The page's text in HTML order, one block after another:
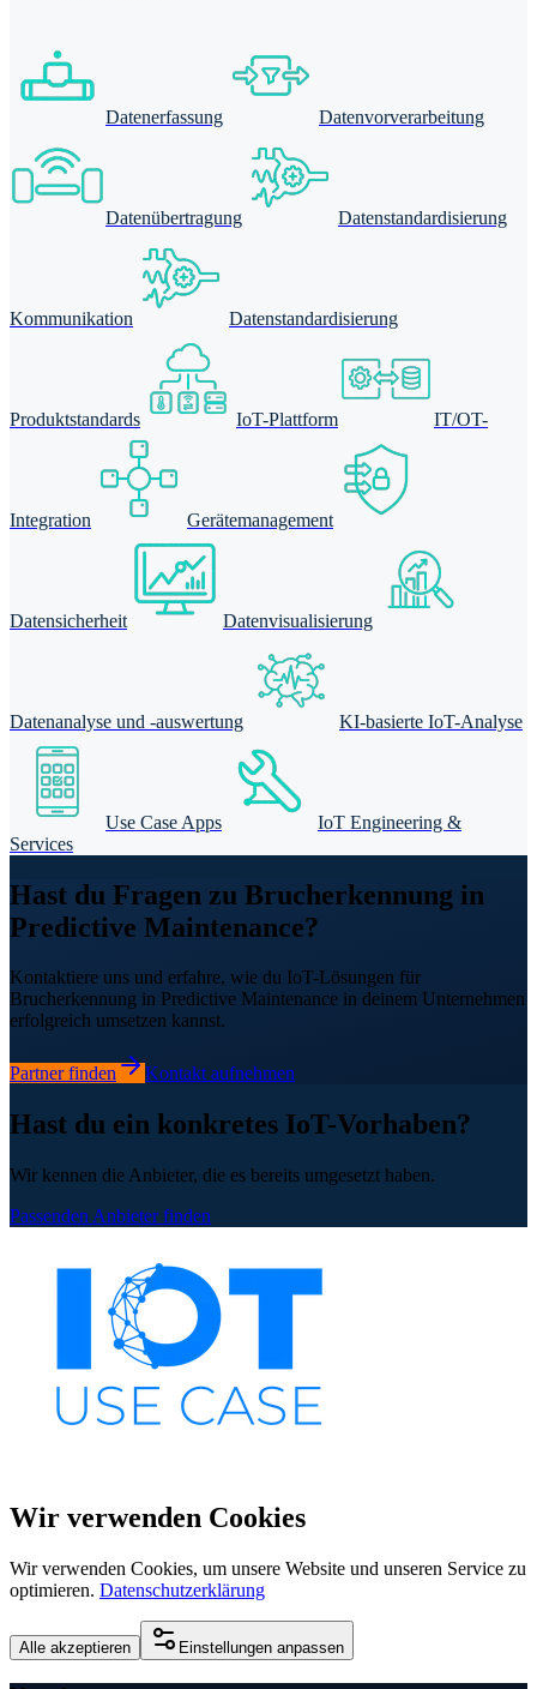
Datenerfassung Datenvorverarbeitung
Datenübertragung Datenstandardisierung
Kommunikation Datenstandardisierung
Produktstandards IoT-Plattform IT/OT-
Integration Gerätemanagement
Datensicherheit Datenvisualisierung
Datenanalyse und -auswertung KI-basierte IoT-Analyse
Use Case Apps
IoT Engineering &
Services
Hast du Fragen zu Brucherkennung in
Predictive Maintenance?
Kontaktiere uns und erfahre, wie du IoT-Lösungen für
Brucherkennung in Predictive Maintenance in deinem Unternehmen
erfolgreich umsetzen kannst.
Partner finden Kontakt aufnehmen
Hast du ein konkretes IoT-Vorhaben?
Wir kennen die Anbieter, die es bereits umgesetzt haben.
Passenden Anbieter finden
Wir verwenden Cookies
Wir verwenden Cookies, um unsere Website und unseren Service zu
optimieren. Datenschutzerklärung
Alle akzeptieren Einstellungen anpassen